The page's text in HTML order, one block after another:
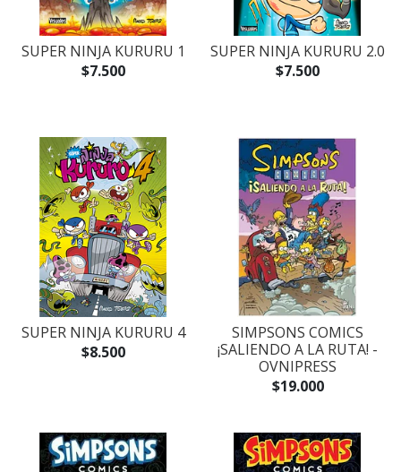
SUPER NINJA KURURU 1
$7.500
SUPER NINJA KURURU 2.0
$7.500
SUPER NINJA KURURU 4
$8.500
SIMPSONS COMICS
¡SALIENDO A LA RUTA! -
OVNIPRESS
$19.000